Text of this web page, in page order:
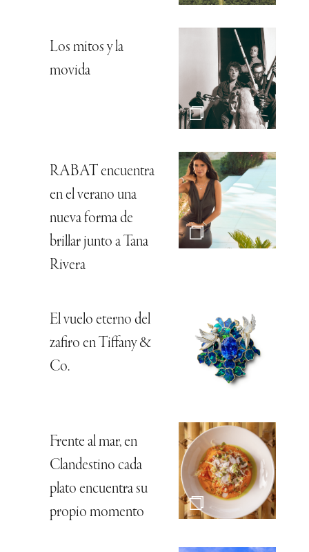
Los mitos y la
movida
RABAT encuentra
en el verano una
nueva forma de
brillar junto a Tana
Rivera
El vuelo eterno del
zafiro en Tiffany &
Co.
Frente al mar, en
Clandestino cada
plato encuentra su
propio momento